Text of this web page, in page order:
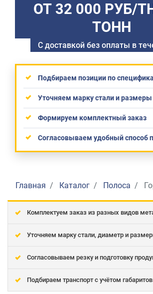
ОТ 32 000 РУБ/
ТОНН
С доставкой без оплаты в
Подбираем позиции по
Уточняем марку стали и размеры
Формируем комплектный заказ
Согласовываем удобный способ
Главная Каталог Полоса
Комплектуем заказ из разных видов
Уточняем марку стали, диаметр и
Согласовываем резку и подготовку
Подбираем транспорт с учётом